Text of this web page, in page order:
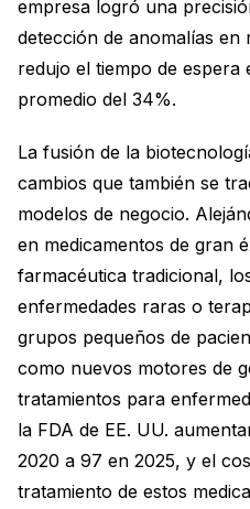
empresa logró una
detección de anomalías
redujo el tiempo de espera
promedio del 34%.
La fusión de la
cambios que también se
modelos de negocio.
en medicamentos de gran
farmacéutica tradicional,
enfermedades raras o
grupos pequeños de
como nuevos motores de
tratamientos para
la FDA de EE. UU.
2020 a 97 en 2025, y el
tratamiento de estos